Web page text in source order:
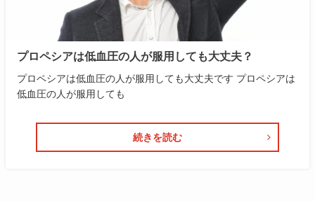
プロペシアは低血圧の人が服用しても大丈夫？
プロペシアは低血圧の人が服用しても大丈夫です プロペシアは
低血圧の人が服用しても
続きを読む